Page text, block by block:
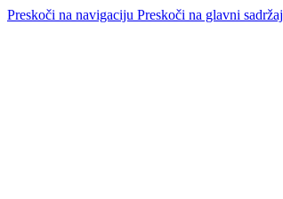
Preskoči na navigaciju Preskoči na glavni sadržaj